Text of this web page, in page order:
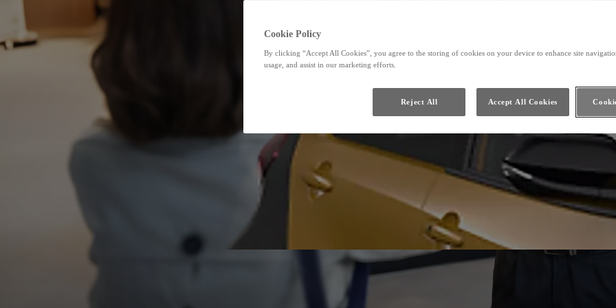
Cookie Policy
By clicking “Accept All Cookies”, you agree to the storing of cookies on your device to enhance site
usage, and assist in our marketing efforts.
Reject All Accept All Cookies